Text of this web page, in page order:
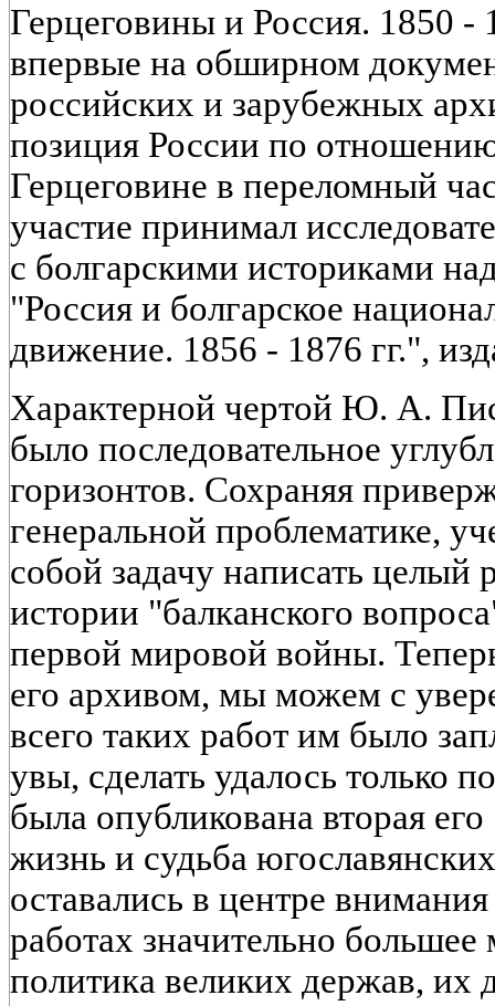
Герцеговины и Россия. 1850 -
впервые на обширном
российских и зарубежных
позиция России по
Герцеговине в переломный
участие принимал
с болгарскими историками
"Россия и болгарское
движение. 1856 - 1876 гг.",
Характерной чертой Ю. А.
было последовательное
горизонтов. Сохраняя
генеральной проблематике,
собой задачу написать
истории "балканского
первой мировой войны.
его архивом, мы можем с
всего таких работ им было
увы, сделать удалось только
была опубликована вторая
жизнь и судьба
оставались в центре
работах значительно большее
политика великих держав, их